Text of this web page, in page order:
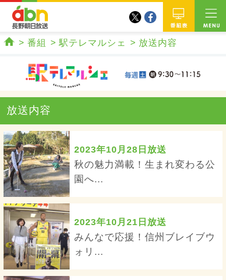
twitterfacebook
番組 駅テレマルシェ 放送内容
放送内容
2023年10月28日放送
秋の魅力満載！生まれ変わる公
園へ...
2023年10月21日放送
みんなで応援！信州ブレイブウ
ォリ...